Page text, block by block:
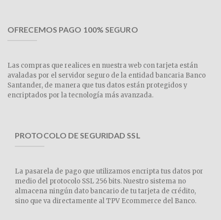
OFRECEMOS PAGO 100% SEGURO
Las compras que realices en nuestra web con tarjeta están
avaladas por el servidor seguro de la entidad bancaria Banco
Santander, de manera que tus datos están protegidos y
encriptados por la tecnología más avanzada.
PROTOCOLO DE SEGURIDAD SSL
La pasarela de pago que utilizamos encripta tus datos por
medio del protocolo SSL 256 bits. Nuestro sistema no
almacena ningún dato bancario de tu tarjeta de crédito,
sino que va directamente al TPV Ecommerce del Banco.